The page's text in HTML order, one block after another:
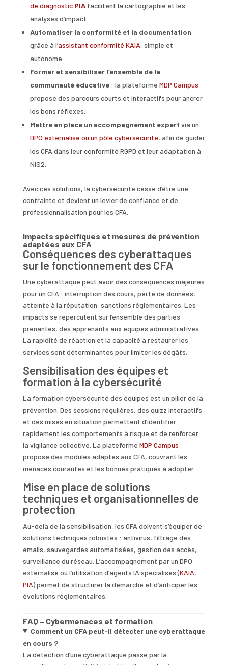
de diagnostic PIAfacilitent la cartographie et les
analyses d’impact.
Automatiser la conformité et la documentation
grâce à l’assistant conformité KAIA, simple et
autonome.
Former et sensibiliser l’ensemble de la
communauté éducative: la plateforme MDP Campus
propose des parcours courts et interactifs pour ancrer
les bons réflexes.
Mettre en place un accompagnement expert via un
DPO externalisé ou un pôle cybersécurité, afin de guider
les CFA dans leur conformité RGPD et leur adaptation à
NIS2.
Avec ces solutions, la cybersécurité cesse d’être une
contrainte et devient un levier de confiance et de
professionnalisation pour les CFA.
Impacts spécifiques et mesures de prévention
adaptées aux CFA
Conséquences des cyberattaques
sur le fonctionnement des CFA
Une cyberattaque peut avoir des conséquences majeures
pour un CFA : interruption des cours, perte de données,
atteinte à la réputation, sanctions réglementaires. Les
impacts se répercutent sur l’ensemble des parties
prenantes, des apprenants aux équipes administratives.
La rapidité de réaction et la capacité à restaurer les
services sont déterminantes pour limiter les dégâts.
Sensibilisation des équipes et
formation à la cybersécurité
La formation cybersécurité des équipes est un pilier de la
prévention. Des sessions régulières, des quizz interactifs
et des mises en situation permettent d’identifier
rapidement les comportements à risque et de renforcer
la vigilance collective. La plateforme MDP Campus
propose des modules adaptés aux CFA, couvrant les
menaces courantes et les bonnes pratiques à adopter.
Mise en place de solutions
techniques et organisationnelles de
protection
Au-delà de la sensibilisation, les CFA doivent s’équiper de
solutions techniques robustes : antivirus, filtrage des
emails, sauvegardes automatisées, gestion des accès,
surveillance du réseau. L’accompagnement par un DPO
externalisé ou l’utilisation d’agents IA spécialisés (KAIA,
PIA) permet de structurer la démarche et d’anticiper les
évolutions réglementaires.
FAQ – Cybermenaces et formation
Comment un CFA peut-il détecter une cyberattaque
en cours ?
La détection d’une cyberattaque passe par la